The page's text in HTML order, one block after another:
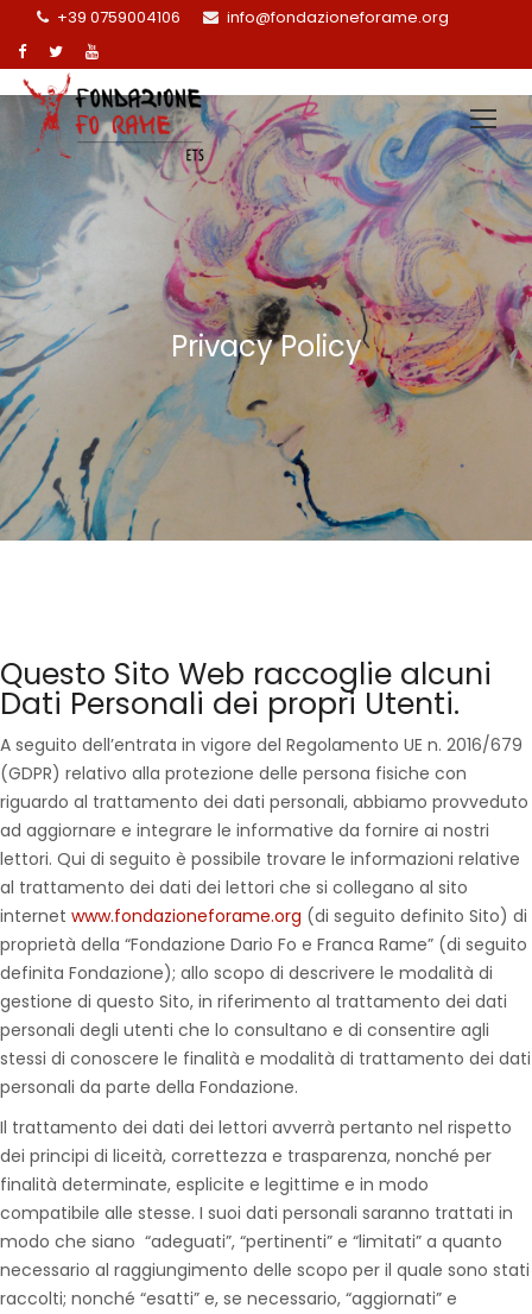
+39 0759004106 info@fondazioneforame.org
Privacy Policy
Questo Sito Web raccoglie alcuni
Dati Personali dei propri Utenti.
A seguito dell’entrata in vigore del Regolamento UE n. 2016/679
(GDPR) relativo alla protezione delle persona fisiche con
riguardo al trattamento dei dati personali, abbiamo provveduto
ad aggiornare e integrare le informative da fornire ai nostri
lettori. Qui di seguito è possibile trovare le informazioni relative
al trattamento dei dati dei lettori che si collegano al sito
internet www.fondazioneforame.org (di seguito definito Sito) di
proprietà della “Fondazione Dario Fo e Franca Rame” (di seguito
definita Fondazione); allo scopo di descrivere le modalità di
gestione di questo Sito, in riferimento al trattamento dei dati
personali degli utenti che lo consultano e di consentire agli
stessi di conoscere le finalità e modalità di trattamento dei dati
personali da parte della Fondazione.
Il trattamento dei dati dei lettori avverrà pertanto nel rispetto
dei principi di liceità, correttezza e trasparenza, nonché per
finalità determinate, esplicite e legittime e in modo
compatibile alle stesse. I suoi dati personali saranno trattati in
modo che siano “adeguati”, “pertinenti” e “limitati” a quanto
necessario al raggiungimento delle scopo per il quale sono stati
raccolti; nonché “esatti” e, se necessario, “aggiornati” e